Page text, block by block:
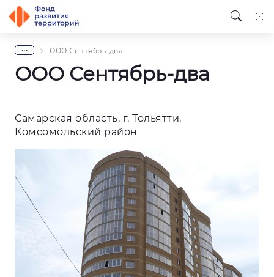
... ООО Сентябрь-два
ООО Сентябрь-два
Самарская область, г. Тольятти,
Комсомольский район